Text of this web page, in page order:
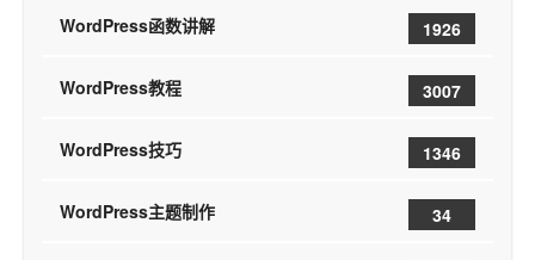
WordPress函数讲解 1926
WordPress教程 3007
WordPress技巧 1346
WordPress主题制作 34